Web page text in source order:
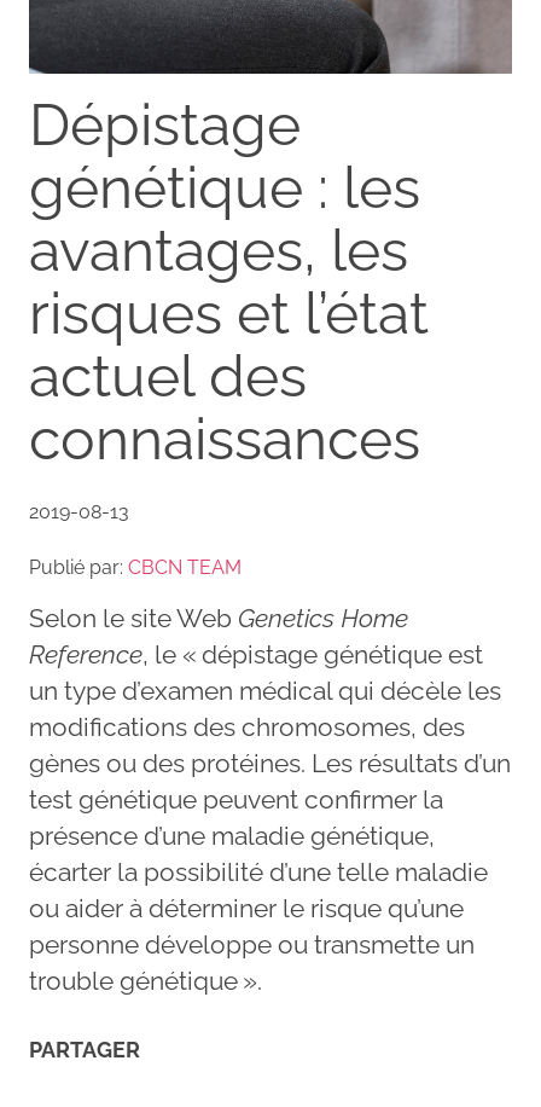
Dépistage
génétique : les
avantages, les
risques et l’état
actuel des
connaissances
2019-08-13
Publié par: CBCN TEAM
Selon le site Web Genetics Home
Reference, le « dépistage génétique est
un type d’examen médical qui décèle les
modifications des chromosomes, des
gènes ou des protéines. Les résultats d’un
test génétique peuvent confirmer la
présence d’une maladie génétique,
écarter la possibilité d’une telle maladie
ou aider à déterminer le risque qu’une
personne développe ou transmette un
trouble génétique ».
PARTAGER